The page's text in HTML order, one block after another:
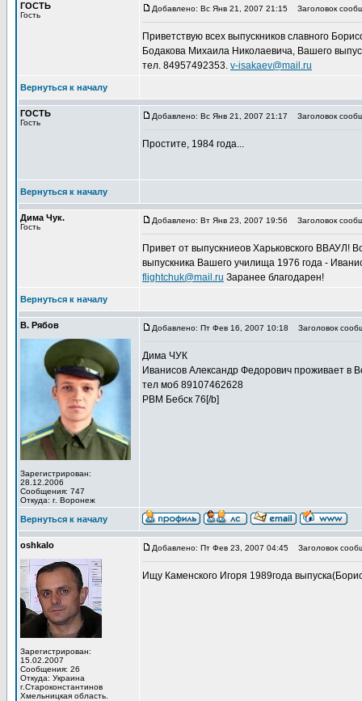
ГОСТЬ
Гость
Добавлено: Вс Янв 21, 2007 21:15 Заголовок
Приветствую всех выпускников славного
Бодакова Михаила Николаевича, Вашего
тел. 84957492353. v-isakaev@mail.ru
Вернуться к началу
ГОСТЬ
Гость
Добавлено: Вс Янв 21, 2007 21:17 Заголовок
Простите, 1984 года...
Вернуться к началу
Дима Чук.
Гость
Добавлено: Вт Янв 23, 2007 19:56 Заголовок
Привет от выпускниеов Харьковского ВВАУЛ!
выпускника Вашего училища 1976 года -
flightchuk@mail.ru Заранее благодарен!
Вернуться к началу
В. Рябов
Зарегистрирован:
28.12.2006
Сообщения: 747
Откуда: г. Воронеж
Добавлено: Пт Фев 16, 2007 10:18 Заголовок
Дима ЧУК
Иванисов Александр Федорович проживает в
тел моб 89107462628
РВМ Бебск 76[/b]
Вернуться к началу
oshkalo
Зарегистрирован:
15.02.2007
Сообщения: 26
Откуда: Украина
г.Староконстантинов
Хмельницкая область.
Добавлено: Пт Фев 23, 2007 04:45 Заголовок
Ищу Каменского Игоря 1989года